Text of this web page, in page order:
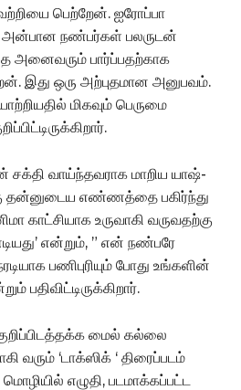
பெற்றேன். ஐரோப்பா
அன்பான நண்பர்கள் பலருடன்
அனைவரும் பார்ப்பதற்காக
இது ஒரு அற்புதமான அனுபவம்.
மிகவும் பெருமை
சக்தி வாய்ந்தவராக மாறிய யாஷ்-
தன்னுடைய எண்ணத்தை பகிர்ந்து
காட்சியாக உருவாகி வருவதற்கு
என்றும், ” என் நண்பரே
பணிபுரியும் போது உங்களின்
பதிவிட்டிருக்கிறார்.
மைல் கல்லை
வரும் ‘டாக்ஸிக் ‘ திரைப்படம்
எழுதி, படமாக்கப்பட்ட